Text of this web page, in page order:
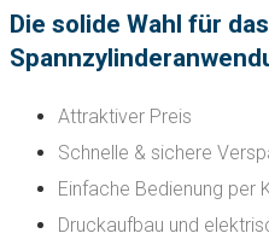
Die solide Wahl für
Attraktiver Preis
Schnelle & sichere
Einfache Bedienung per
Druckaufbau und